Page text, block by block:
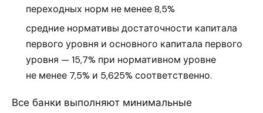
переходных норм не менее 8,5%
средние нормативы достаточности капитала
первого уровня и основного капитала первого
уровня — 15,7% при нормативном уровне
не менее 7,5% и 5,625% соответственно.
Все банки выполняют минимальные